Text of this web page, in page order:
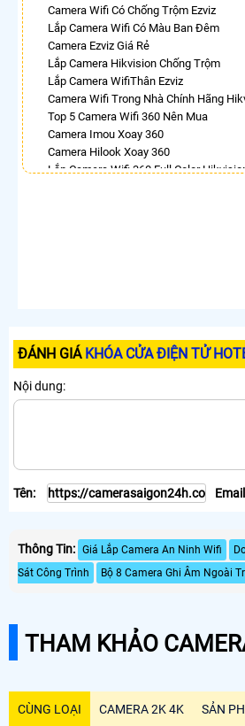
Camera Wifi Có Chống Trộm Ezviz
Lắp Camera Wifi Có Màu Ban Đêm
Camera Ezviz Giá Rẻ
Lắp Camera Hikvision Chống Trộm
Lắp Camera WifiThân Ezviz
Camera Wifi Trong Nhà Chính Hãng
Top 5 Camera Wifi 360 Nên Mua
Camera Imou Xoay 360
Camera Hilook Xoay 360
Lắp Camera Wifi 360 Full Color
Lắp Camera Gia Đình Giá Rẻ
Lắp Camera Kho Hàng Giá Rẻ
Lắp Camera Cửa Hàng Giá Rẻ
Lắp Camera Wifi Giá Rẻ Chính Hãng
ĐÁNH GIÁ KHÓA CỬA ĐIỆN TỬ
Nội dung:
Tên:
Thông Tin: Giá Lắp Camera An Ninh Wifi
Sát Công Trình
Bộ 8 Camera Ghi Âm Ngoài
THAM KHẢO
CÙNG LOẠI CAMERA 2K 4K SẢN